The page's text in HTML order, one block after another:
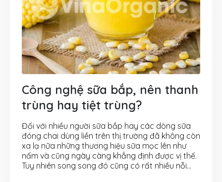
Công nghệ sữa bắp, nên thanh
trùng hay tiệt trùng?
Đối với nhiều người sữa bắp hay các dòng sữa
đóng chai dùng liền trên thị trường đã không còn
xa lạ nữa những thương hiệu sữa mọc lên như
nấm và cũng ngày càng khẳng định được vị thế.
Tuy nhiên song song đó cũng có rất nhiều nỗi...